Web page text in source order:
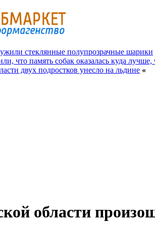
стеклянные полупрозрачные шарики
что память собак оказалась куда лучше,
двух подростков унесло на льдине «
области